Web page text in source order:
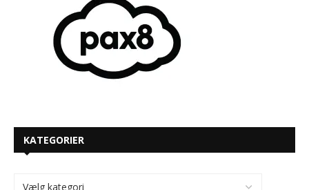
KATEGORIER